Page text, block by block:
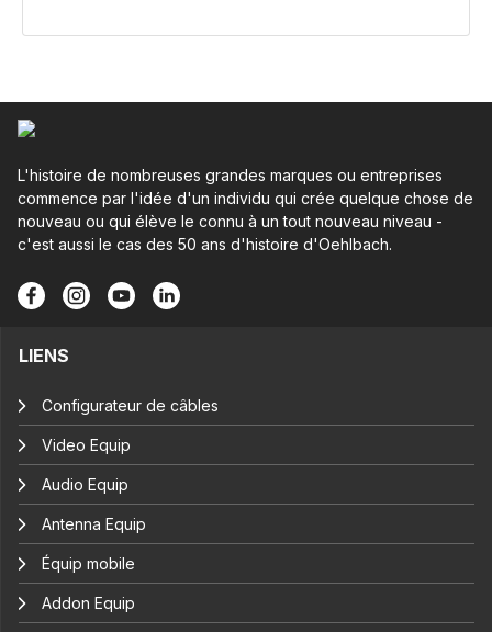
L'histoire de nombreuses grandes marques ou entreprises
commence par l'idée d'un individu qui crée quelque chose de
nouveau ou qui élève le connu à un tout nouveau niveau -
c'est aussi le cas des 50 ans d'histoire d'Oehlbach.
LIENS
Configurateur de câbles
Video Equip
Audio Equip
Antenna Equip
Équip mobile
Addon Equip